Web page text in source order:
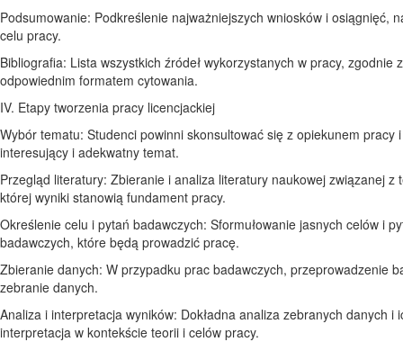
Podsumowanie: Podkreślenie najważniejszych wniosków i osiągnięć,
celu pracy.
Bibliografia: Lista wszystkich źródeł wykorzystanych w pracy, zgodnie z
odpowiednim formatem cytowania.
IV. Etapy tworzenia pracy licencjackiej
Wybór tematu: Studenci powinni skonsultować się z opiekunem pracy
interesujący i adekwatny temat.
Przegląd literatury: Zbieranie i analiza literatury naukowej związanej z
której wyniki stanowią fundament pracy.
Określenie celu i pytań badawczych: Sformułowanie jasnych celów i
badawczych, które będą prowadzić pracę.
Zbieranie danych: W przypadku prac badawczych, przeprowadzenie
zebranie danych.
Analiza i interpretacja wyników: Dokładna analiza zebranych danych i
interpretacja w kontekście teorii i celów pracy.